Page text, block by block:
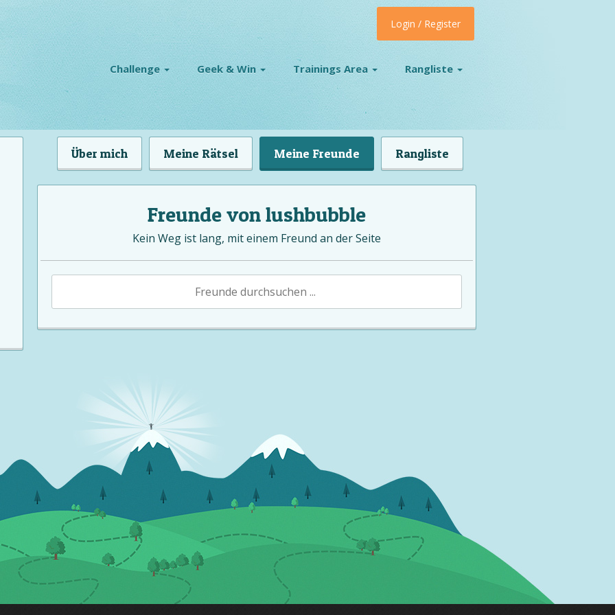
Challenge Geek & Win Trainings Area Rangliste
Login / Register
Über mich Meine Rätsel Meine Freunde Rangliste
Freunde von lushbubble
Kein Weg ist lang, mit einem Freund an der Seite